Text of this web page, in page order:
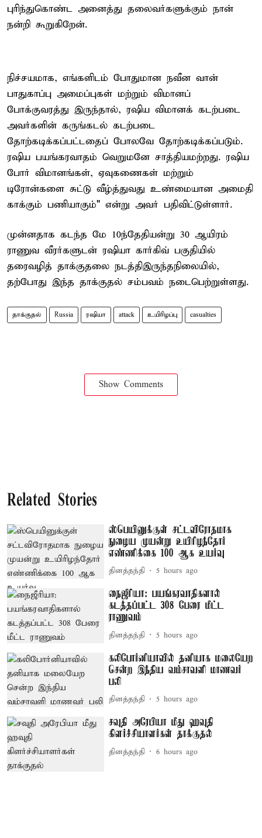
புரிந்துகொண்ட அனைத்து தலைவர்களுக்கும் நான்
நன்றி கூறுகிறேன்.
நிச்சயமாக, எங்களிடம் போதுமான நவீன வான்
பாதுகாப்பு அமைப்புகள் மற்றும் விமானப்
போக்குவரத்து இருந்தால், ரஷிய விமானக் கடற்படை
அவர்களின் கருங்கடல் கடற்படை
தோற்கடிக்கப்பட்டதைப் போலவே தோற்கடிக்கப்படும்.
ரஷிய பயங்கரவாதம் வெறுமனே சாத்தியமற்றது. ரஷிய
போர் விமானங்கள், ஏவுகணைகள் மற்றும்
டிரோன்களை சுட்டு வீழ்த்துவது உண்மையான அமைதி
காக்கும் பணியாகும்" என்று அவர் பதிவிட்டுள்ளார்.
முன்னதாக கடந்த மே 10ந்தேதியன்று 30 ஆயிரம்
ராணுவ வீரர்களுடன் ரஷியா கார்கிவ் பகுதியில்
தரைவழித் தாக்குதலை நடத்திஇருந்தநிலையில்,
தற்போது இந்த தாக்குதல் சம்பவம் நடைபெற்றுள்ளது.
தாக்குதல் Russia ரஷியா attack உயிரிழப்பு casualties
Show Comments
Related Stories
ஸ்பெயினுக்குள் சட்டவிரோதமாக
நுழைய முயன்று உயிரிழந்தோர்
எண்ணிக்கை 100 ஆக உயர்வு
தினத்தந்தி 5 hours ago
நைஜீரியா: பயங்கரவாதிகளால்
கடத்தப்பட்ட 308 பேரை மீட்ட
ராணுவம்
தினத்தந்தி 5 hours ago
கலிபோர்னியாவில் தனியாக மலையேற
சென்ற இந்திய வம்சாவளி மாணவர்
பலி
தினத்தந்தி 5 hours ago
சவுதி அரேபியா மீது ஹவுதி
கிளர்ச்சியாளர்கள் தாக்குதல்
தினத்தந்தி 6 hours ago